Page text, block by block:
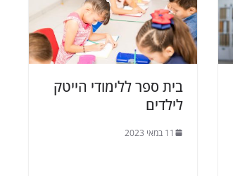
בית ספר ללימודי הייטק
לילדים
11 במאי 2023